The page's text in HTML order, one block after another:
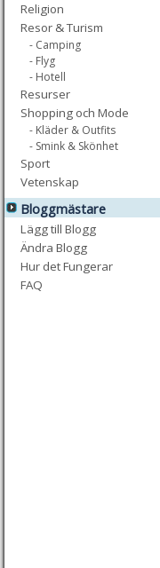
Religion
Resor & Turism
- Camping
- Flyg
- Hotell
Resurser
Shopping och Mode
- Kläder & Outfits
- Smink & Skönhet
Sport
Vetenskap
Bloggmästare
Lägg till Blogg
Ändra Blogg
Hur det Fungerar
FAQ